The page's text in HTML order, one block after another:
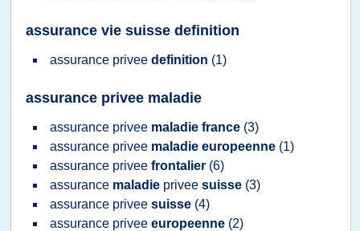
assurance vie suisse definition
assurance privee definition (1)
assurance privee maladie
assurance privee maladie france (3)
assurance privee maladie europeenne (1)
assurance privee frontalier (6)
assurance maladie privee suisse (3)
assurance privee suisse (4)
assurance privee europeenne (2)